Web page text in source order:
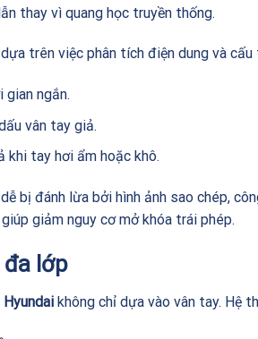
thay vì quang học truyền thống.
trên việc phân tích điện dung và
gian ngắn.
vân tay giả.
khi tay hơi ẩm hoặc khô.
bị đánh lừa bởi hình ảnh sao chép,
giảm nguy cơ mở khóa trái phép.
đa lớp
không chỉ dựa vào vân tay. Hệ